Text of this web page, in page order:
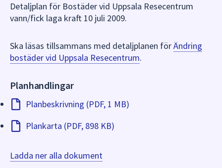
Detaljplan för Bostäder vid Uppsala Resecentrum
vann/fick laga kraft 10 juli 2009.
Ska läsas tillsammans med detaljplanen förÄndring
bostäder vid Uppsala Resecentrum.
Planhandlingar
Planbeskrivning (PDF, 1 MB)
Plankarta (PDF, 898 KB)
Ladda ner alla dokument